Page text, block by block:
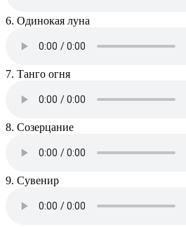
6. Одинокая луна
7. Танго огня
8. Созерцание
9. Сувенир